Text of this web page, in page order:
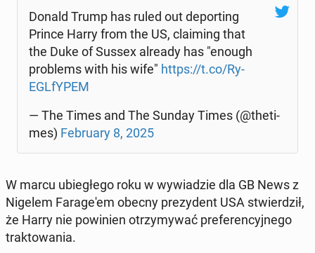
Donald Trump has ruled out de­por­ting
Prince Harry from the US, cla­iming that
the Duke of Sussex already has "enough
pro­blems with his wife" https://t.co/Ry­
EGL­fY­PEM
— The Times and The Sunday Times (@the­ti­
mes) Fe­bru­ary 8, 2025
W marcu ubie­głe­go roku w wy­wia­dzie dla GB News z
Nigelem Fa­ra­ge­'em obecny pre­zy­dent USA stwier­dził,
że Harry nie po­wi­nien otrzy­my­wać pre­fe­ren­cyj­ne­go
trak­to­wa­nia.